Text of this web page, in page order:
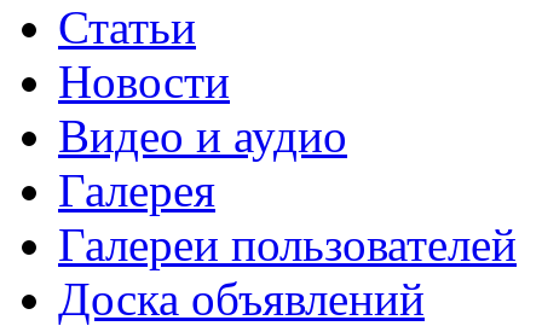
Статьи
Новости
Видео и аудио
Галерея
Галереи пользователей
Доска объявлений